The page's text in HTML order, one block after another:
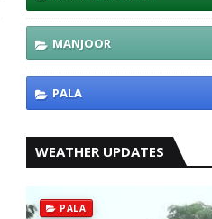
MANJOOR
PALA
WEATHER UPDATES
PALA